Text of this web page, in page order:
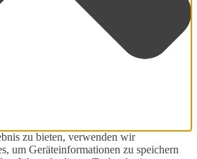
zu bieten, verwenden wir
um Geräteinformationen zu speichern